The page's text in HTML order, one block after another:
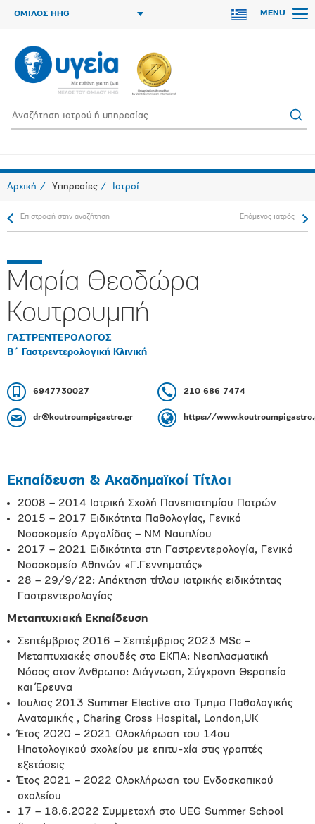
ΟΜΙΛΟΣ HHG MENU
Αρχική Υπηρεσίες Ιατροί
Επιστροφή στην αναζήτηση Επόμενος ιατρός
Μαρία Θεοδώρα
Κουτρουμπή
ΓΑΣΤΡΕΝΤΕΡΟΛΟΓΟΣ
Β΄ Γαστρεντερολογική Κλινική
6947730027 210 686 7474
dr@koutroumpigastro.gr https://
Εκπαίδευση & Ακαδημαϊκοί Τίτλοι
2008 – 2014 Ιατρική Σχολή Πανεπιστημίου Πατρών
2015 – 2017 Ειδικότητα Παθολογίας, Γενικό
Νοσοκομείο Αργολίδας – ΝΜ Ναυπλίου
2017 – 2021 Ειδικότητα στη Γαστρεντερολογία, Γενικό
Νοσοκομείο Αθηνών «Γ.Γεννηματάς»
28 – 29/9/22: Απόκτηση τίτλου ιατρικής ειδικότητας
Γαστρεντερολογίας
Μεταπτυχιακή Εκπαίδευση
Σεπτέμβριος 2016 – Σεπτέμβριος 2023 MSc –
Μεταπτυχιακές σπουδές στο ΕΚΠΑ: Νεοπλασματική
Νόσος στον Άνθρωπο: Διάγνωση, Σύγχρονη Θεραπεία
και Έρευνα
Ιουλιος 2013 Summer Elective στο Τμημα Παθολογικής
Ανατομικής , Charing Cross Hospital, London,UK
Έτος 2020 – 2021 Ολοκλήρωση του 14ου
Ηπατολογικού σχολείου με επιτυ-χία στις γραπτές
εξετάσεις
Έτος 2021 – 2022 Ολοκλήρωση του Ενδοσκοπικού
σχολείου
17 – 18.6.2022 Συμμετοχή στο UEG Summer School